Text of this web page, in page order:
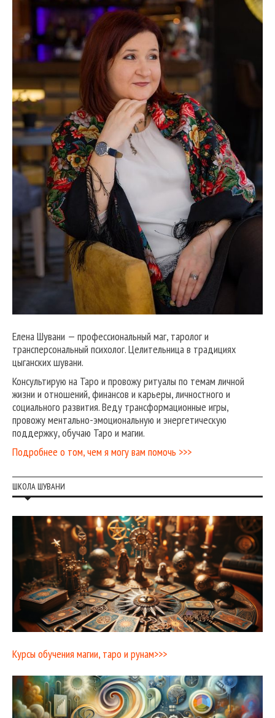
Елена Шувани — профессиональный маг, таролог и
трансперсональный психолог. Целительница в традициях
цыганских шувани.
Консультирую на Таро и провожу ритуалы по темам личной
жизни и отношений, финансов и карьеры, личностного и
социального развития. Веду трансформационные игры,
провожу ментально-эмоциональную и энергетическую
поддержку, обучаю Таро и магии.
Подробнее о том, чем я могу вам помочь >>>
ШКОЛА ШУВАНИ
Курсы обучения магии, таро и рунам>>>